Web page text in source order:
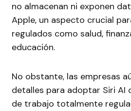
no almacenan ni exponen
Apple, un aspecto crucial
regulados como salud,
educación.
No obstante, las empresas
detalles para adoptar Siri AI
de trabajo totalmente